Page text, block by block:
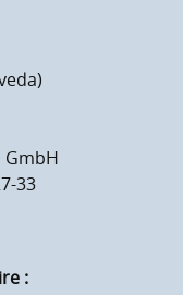
33
: